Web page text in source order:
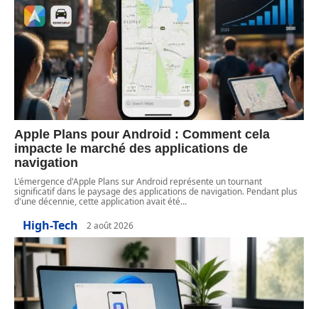
Apple Plans pour Android : Comment cela
impacte le marché des applications de
navigation
L'émergence d'Apple Plans sur Android représente un tournant
significatif dans le paysage des applications de navigation. Pendant plus
d'une décennie, cette application avait été…
High-Tech 2 août 2026